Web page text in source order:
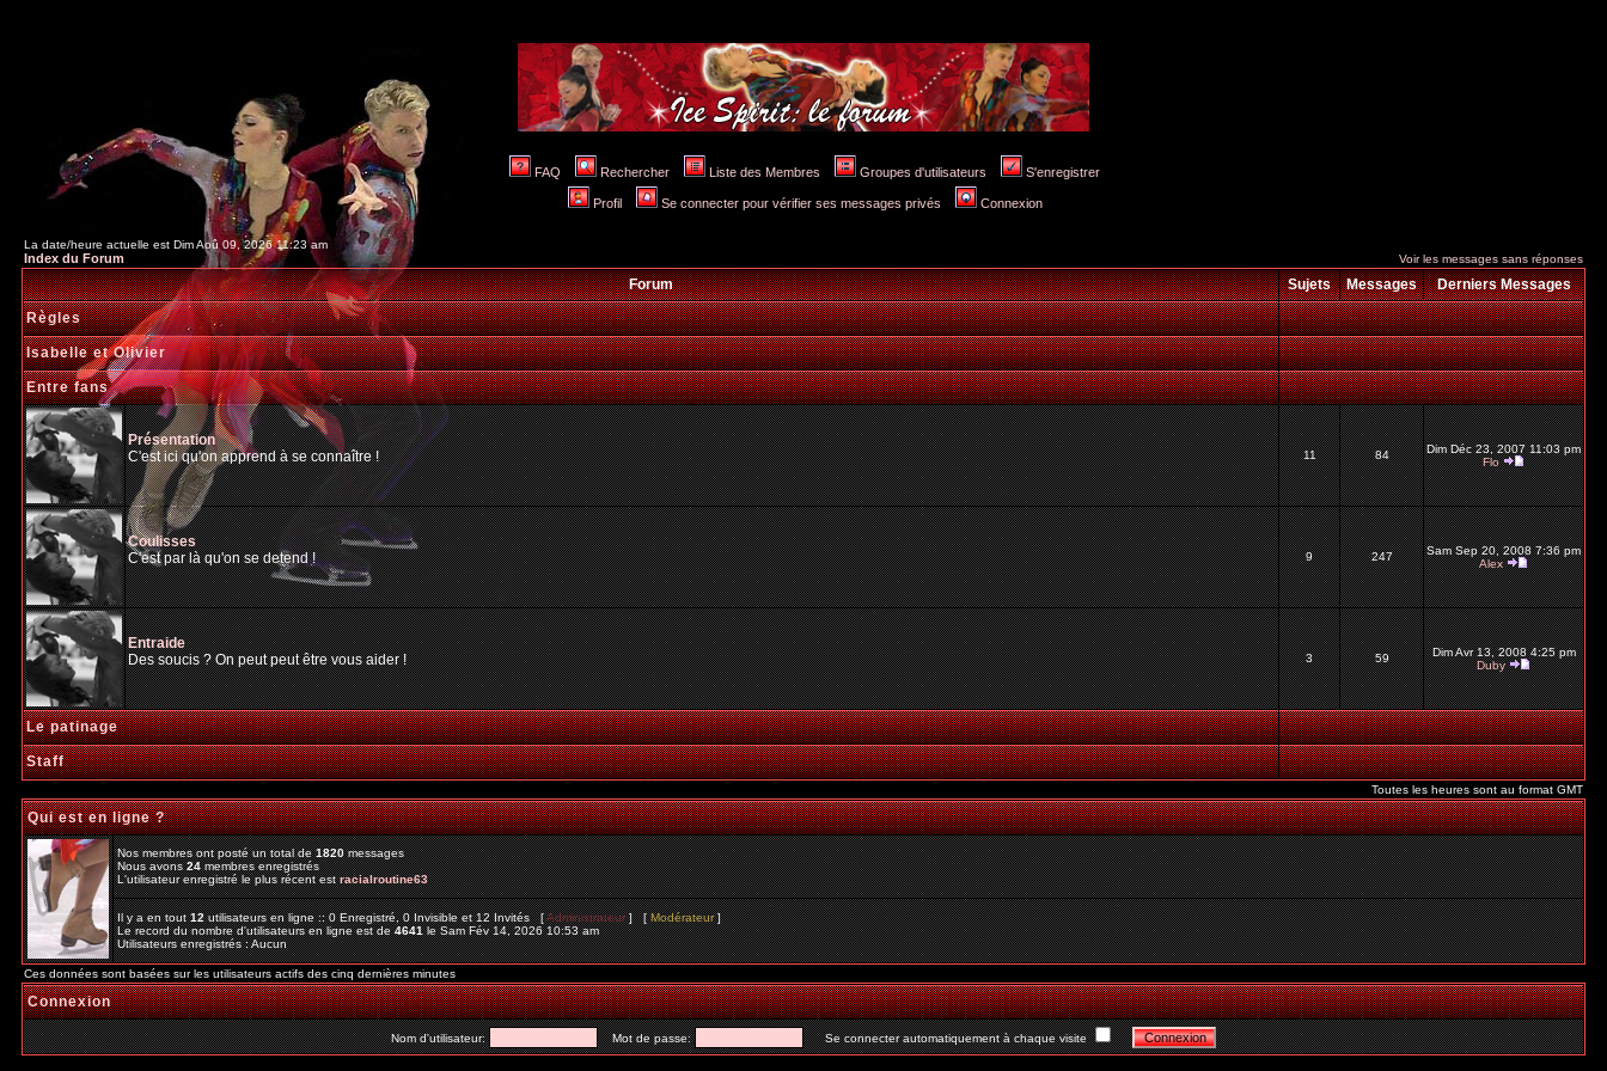
FAQ Rechercher Liste des Membres Groupes d'utilisateurs S'enregistrer
Profil Se connecter pour vérifier ses messages privés Connexion
La date/heure actuelle est Dim Aoû 09, 2026 11:23 am
Index du Forum Voir les messages sans réponses
Forum Sujets Messages
Derniers Messages
Règles
Isabelle et Olivier
Entre fans
Présentation
C'est ici qu'on apprend à se connaître !
11 84
Dim Déc 23, 2007 11:03 pm
Flo
Coulisses
C'est par là qu'on se detend !
9 247
Sam Sep 20, 2008 7:36 pm
Alex
Entraide
Des soucis ? On peut peut être vous aider !
3 59
Dim Avr 13, 2008 4:25 pm
Duby
Le patinage
Staff
Toutes les heures sont au format GMT
Qui est en ligne ?
Nos membres ont posté un total de1820messages
Nous avons24membres enregistrés
L'utilisateur enregistré le plus récent estracialroutine63
Il y a en tout12utilisateurs en ligne :: 0 Enregistré, 0 Invisible et 12 Invités [Administrateur] [Modérateur]
Le record du nombre d'utilisateurs en ligne est de4641le Sam Fév 14, 2026 10:53 am
Utilisateurs enregistrés : Aucun
Ces données sont basées sur les utilisateurs actifs des cinq dernières minutes
Connexion
Nom d'utilisateur: Mot de passe: Se connecter automatiquement à chaque visite